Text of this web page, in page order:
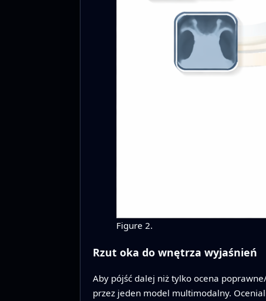
Figure 2.
Rzut oka do wnętrza wyjaśnień
Aby pójść dalej niż tylko ocena
przez jeden model multimodalny.